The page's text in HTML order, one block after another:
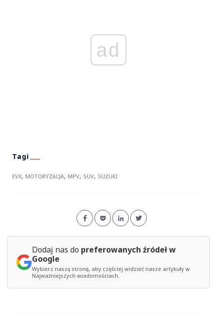
ad
EVX, MOTORYZACJA, MPV, SUV, SUZUKI
Dodaj nas do preferowanych źródeł w
Google
Wybierz naszą stronę, aby częściej widzieć nasze artykuły w
Najważniejszych wiadomościach.